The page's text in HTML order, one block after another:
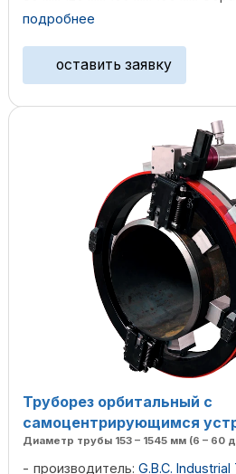
подробнее
оставить заявку
Труборез орбитальный с
самоцентрирующимся
Диаметр трубы 153 – 1545 мм (6 – 60
производитель: G.B.C.